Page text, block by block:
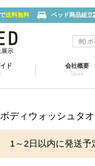
送料無料 ベッド商品組立
展示
ド 会社概要
Store
ボディウォッシュタ
1～2日以内に発送予